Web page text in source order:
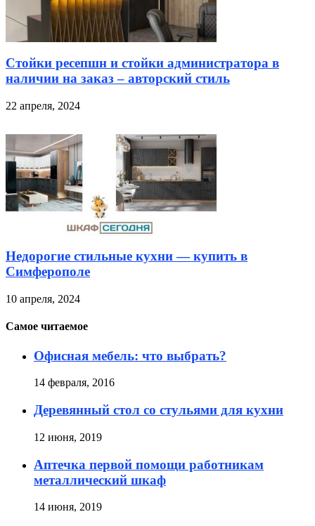
Стойки ресепшн и стойки администратора в
наличии на заказ – авторский стиль
22 апреля, 2024
Недорогие стильные кухни — купить в
Симферополе
10 апреля, 2024
Самое читаемое
Офисная мебель: что выбрать?
14 февраля, 2016
Деревянный стол со стульями для кухни
12 июня, 2019
Аптечка первой помощи работникам
металлический шкаф
14 июня, 2019